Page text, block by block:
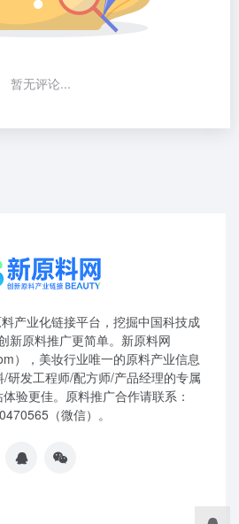
暂无评论...
产业化链接平台，挖掘中国科技成
新原料推广更简单。新原料网
），美妆行业唯一的原料产业信息
研发工程师/配方师/产品经理的专属
验更佳。原料推广合作请联系：
（微信）。